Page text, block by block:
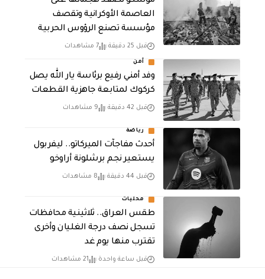
العاصمة الأوكرانية وتقصف
مؤسسة تصنع الرؤوس الحربية
قبل 25 دقيقة 7 مشاهدات
أمن
وفد أمني رفيع برئاسة يار الله يصل
كركوك لمتابعة جاهزية القطعات
قبل 42 دقيقة 9 مشاهدات
رياضة
أحدث مفاجآت الميركاتو.. ليفربول
يستعير نجم برشلونة أراوخو
قبل 44 دقيقة 8 مشاهدات
محليات
طقس العراق.. ثلاثينية محافظات
تسجل نصف درجة الغليان وأخرى
تقترب منها يوم غد
قبل ساعة واحدة 21 مشاهدات